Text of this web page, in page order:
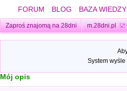
FORUM BLOG BAZA WIEDZY
Zaproś znajomą na 28dni m.28dni.pl
System
Mój opis